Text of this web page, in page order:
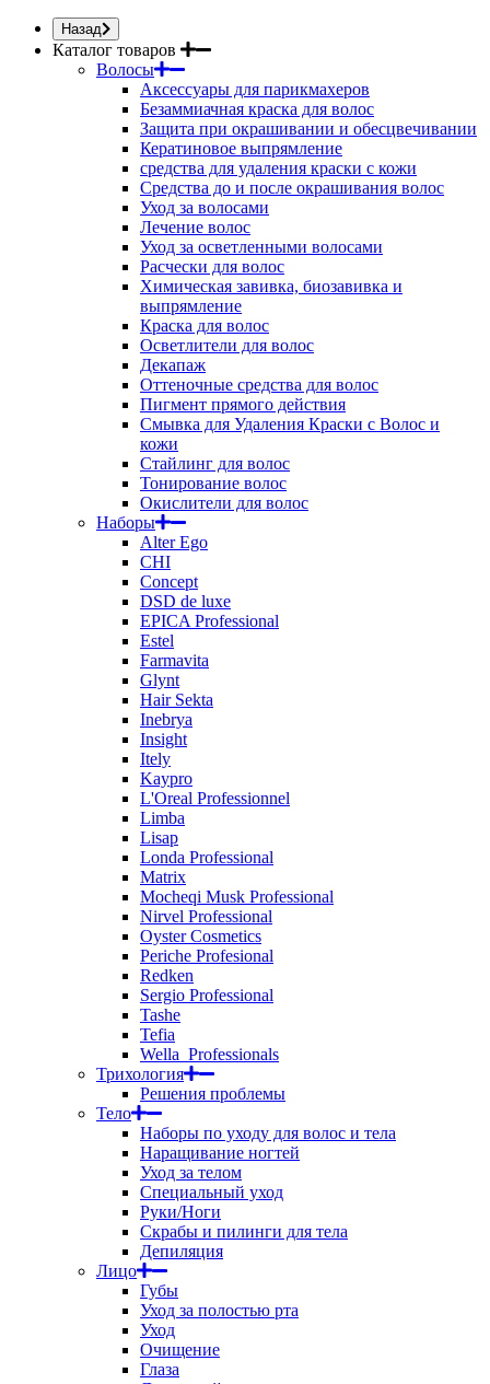
Назад
Каталог товаров
Волосы
Аксессуары для парикмахеров
Безаммиачная краска для волос
Защита при окрашивании и обесцвечивании
Кератиновое выпрямление
средства для удаления краски с кожи
Средства до и после окрашивания волос
Уход за волосами
Лечение волос
Уход за осветленными волосами
Расчески для волос
Химическая завивка, биозавивка и
выпрямление
Краска для волос
Осветлители для волос
Декапаж
Оттеночные средства для волос
Пигмент прямого действия
Смывка для Удаления Краски с Волос и
кожи
Стайлинг для волос
Тонирование волос
Окислители для волос
Наборы
Alter Ego
CHI
Concept
DSD de luxe
EPICA Professional
Estel
Farmavita
Glynt
Hair Sekta
Inebrya
Insight
Itely
Kaypro
L'Oreal Professionnel
Limba
Lisap
Londa Professional
Matrix
Mocheqi Musk Professional
Nirvel Professional
Oyster Cosmetics
Periche Profesional
Redken
Sergio Professional
Tashe
Tefia
Wella_Professionals
Трихология
Решения проблемы
Тело
Наборы по уходу для волос и тела
Наращивание ногтей
Уход за телом
Специальный уход
Руки/Ноги
Скрабы и пилинги для тела
Депиляция
Лицо
Губы
Уход за полостью рта
Уход
Очищение
Глаза